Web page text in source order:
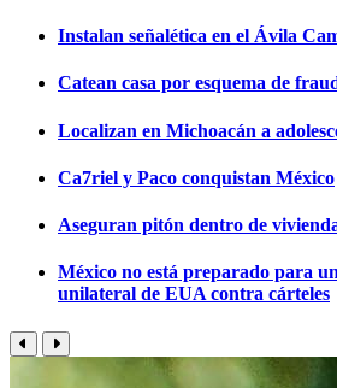
Instalan señalética en el Ávila
Catean casa por esquema de
Localizan en Michoacán a
Ca7riel y Paco conquistan México
Aseguran pitón dentro de
México no está preparado para
unilateral de EUA contra cárteles